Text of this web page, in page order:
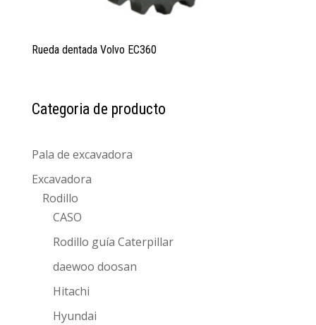
Rueda dentada Volvo EC360
Categoria de producto
Pala de excavadora
Excavadora
Rodillo
CASO
Rodillo guía Caterpillar
daewoo doosan
Hitachi
Hyundai